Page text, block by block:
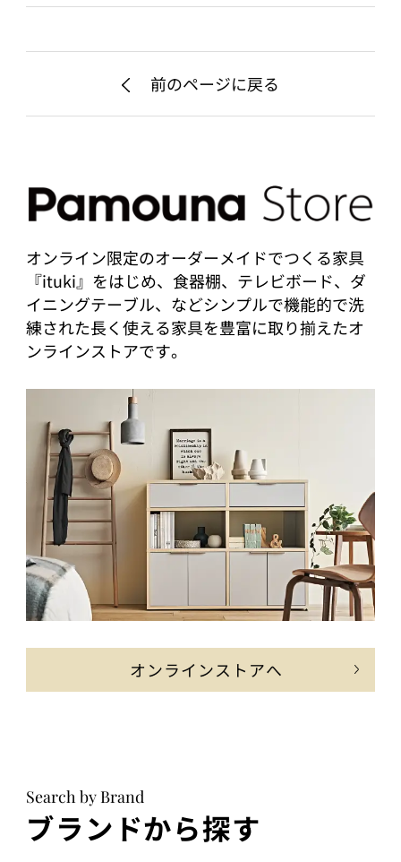
前のページに戻る
オンライン限定のオーダーメイドでつくる家具
『ituki』をはじめ、食器棚、テレビボード、ダ
イニングテーブル、などシンプルで機能的で洗
練された長く使える家具を豊富に取り揃えたオ
ンラインストアです。
オンラインストアへ
Search by Brand
ブランドから探す